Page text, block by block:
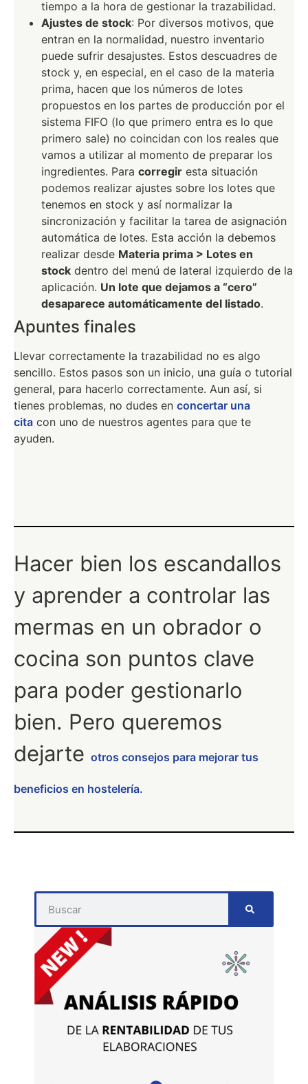
tiempo a la hora de gestionar la trazabilidad.
Ajustes de stock: Por diversos motivos, que
entran en la normalidad, nuestro inventario
puede sufrir desajustes. Estos descuadres de
stock y, en especial, en el caso de la materia
prima, hacen que los números de lotes
propuestos en los partes de producción por el
sistema FIFO (lo que primero entra es lo que
primero sale) no coincidan con los reales que
vamos a utilizar al momento de preparar los
ingredientes. Para corregir esta situación
podemos realizar ajustes sobre los lotes que
tenemos en stock y así normalizar la
sincronización y facilitar la tarea de asignación
automática de lotes. Esta acción la debemos
realizar desde Materia prima > Lotes en
stock dentro del menú de lateral izquierdo de la
aplicación. Un lote que dejamos a “cero”
desaparece automáticamente del listado.
Apuntes finales
Llevar correctamente la trazabilidad no es algo
sencillo. Estos pasos son un inicio, una guía o tutorial
general, para hacerlo correctamente. Aun así, si
tienes problemas, no dudes en concertar una
cita con uno de nuestros agentes para que te
ayuden.
Hacer bien los escandallos
y aprender a controlar las
mermas en un obrador o
cocina son puntos clave
para poder gestionarlo
bien. Pero queremos
dejarte otros consejos para mejorar tus
beneficios en hostelería.